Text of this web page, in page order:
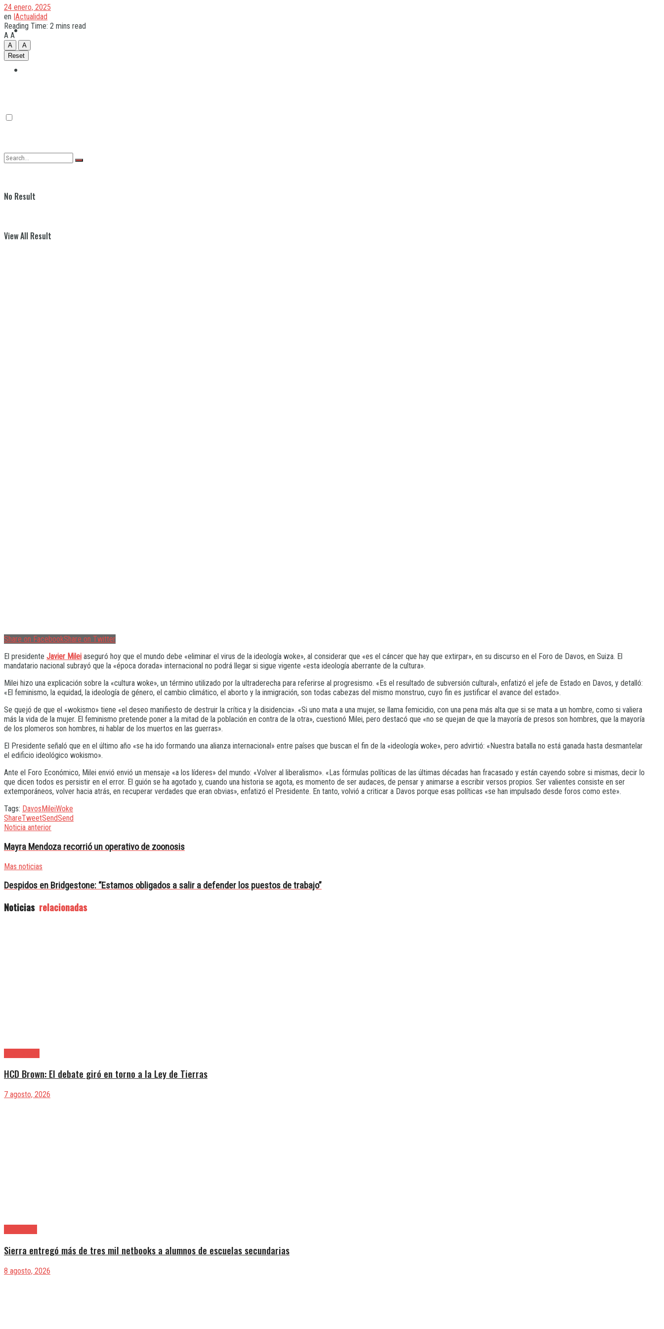
Quilmes
No Result
View All Result
24 enero, 2025
en |Actualidad
Reading Time: 2 mins read
A A
A
A
Reset
Share on FacebookShare on Twitter
El presidente Javier Milei aseguró hoy que el mundo debe «eliminar el virus de la ideología woke», al considerar que «es el cáncer que hay que extirpar», en su discurso en el Foro de Davos, en Suiza. El
mandatario nacional subrayó que la «época dorada» internacional no podrá llegar si sigue vigente «esta ideología aberrante de la cultura».
Milei hizo una explicación sobre la «cultura woke», un término utilizado por la ultraderecha para referirse al progresismo. «Es el resultado de subversión cultural», enfatizó el jefe de Estado en Davos, y detalló:
«El feminismo, la equidad, la ideología de género, el cambio climático, el aborto y la inmigración, son todas cabezas del mismo monstruo, cuyo fin es justificar el avance del estado».
Se quejó de que el «wokismo» tiene «el deseo manifiesto de destruir la crítica y la disidencia». «Si uno mata a una mujer, se llama femicidio, con una pena más alta que si se mata a un hombre, como si valiera
más la vida de la mujer. El feminismo pretende poner a la mitad de la población en contra de la otra», cuestionó Milei, pero destacó que «no se quejan de que la mayoría de presos son hombres, que la mayoría
de los plomeros son hombres, ni hablar de los muertos en las guerras».
El Presidente señaló que en el último año «se ha ido formando una alianza internacional» entre países que buscan el fin de la «ideología woke», pero advirtió: «Nuestra batalla no está ganada hasta desmantelar
el edificio ideológico wokismo».
Ante el Foro Económico, Milei envió envió un mensaje «a los líderes» del mundo: «Volver al liberalismo». «Las fórmulas políticas de las últimas décadas han fracasado y están cayendo sobre si mismas, decir lo
que dicen todos es persistir en el error. El guión se ha agotado y, cuando una historia se agota, es momento de ser audaces, de pensar y animarse a escribir versos propios. Ser valientes consiste en ser
extemporáneos, volver hacia atrás, en recuperar verdades que eran obvias», enfatizó el Presidente. En tanto, volvió a criticar a Davos porque esas políticas «se han impulsado desde foros como este».
Tags: DavosMileiWoke
ShareTweetSendSend
Noticia anterior
Mayra Mendoza recorrió un operativo de zoonosis
Mas noticias
Despidos en Bridgestone: “Estamos obligados a salir a defender los puestos de trabajo”
Noticias relacionadas
HCD Brown: El debate giró en torno a la Ley de Tierras
7 agosto, 2026
Sierra entregó más de tres mil netbooks a alumnos de escuelas secundarias
8 agosto, 2026